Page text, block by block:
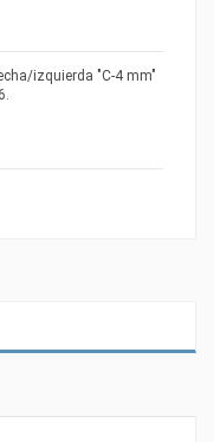
izquierda "C-4 mm"